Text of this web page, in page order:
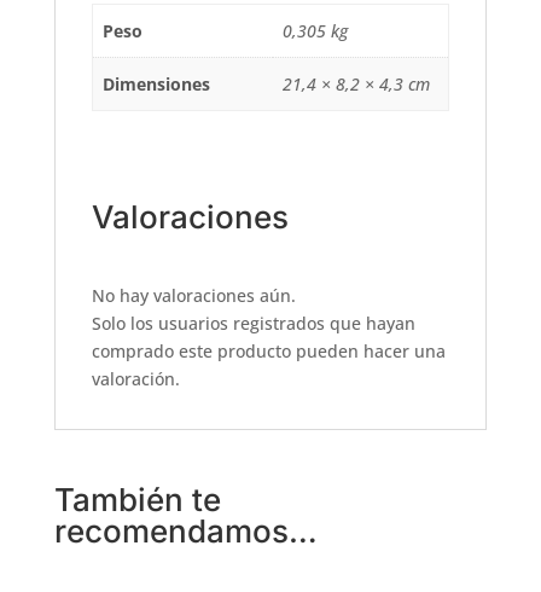
Peso 0,305 kg
Dimensiones 21,4 × 8,2 × 4,3 cm
Valoraciones
No hay valoraciones aún.
Solo los usuarios registrados que hayan
comprado este producto pueden hacer una
valoración.
También te
recomendamos…